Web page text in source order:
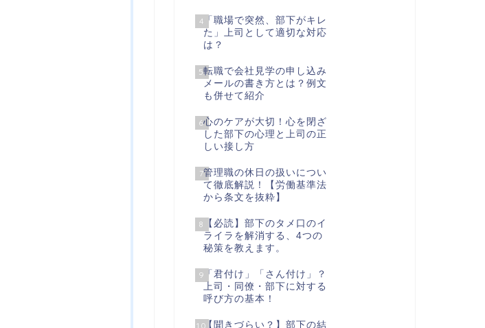
4「職場で突然、部下がキレ
た」上司として適切な対応
は？
5転職で会社見学の申し込み
メールの書き方とは？例文
も併せて紹介
6心のケアが大切！心を閉ざ
した部下の心理と上司の正
しい接し方
7管理職の休日の扱いについ
て徹底解説！【労働基準法
から条文を抜粋】
8 【必読】部下のタメ口のイ
ライラを解消する、4つの
秘策を教えます。
9「君付け」「さん付け」？
上司・同僚・部下に対する
呼び方の基本！
10【聞きづらい？】部下の結